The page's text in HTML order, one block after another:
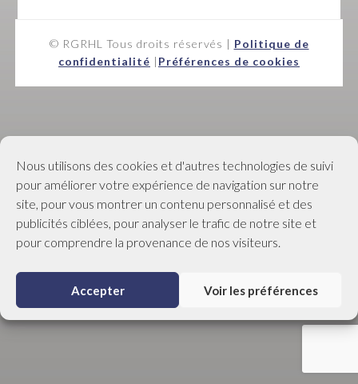
Nous utilisons des cookies et d'autres technologies de suivi
pour améliorer votre expérience de navigation sur notre
site, pour vous montrer un contenu personnalisé et des
publicités ciblées, pour analyser le trafic de notre site et
pour comprendre la provenance de nos visiteurs.
Accepter Voir les préférences
© RGRHL Tous droits réservés | Politique de
confidentialité | Préférences de cookies